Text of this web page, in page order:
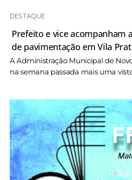
DESTAQUE
Prefeito e vice acompanham
de pavimentação em Vila
A Administração Municipal de
na semana passada mais uma